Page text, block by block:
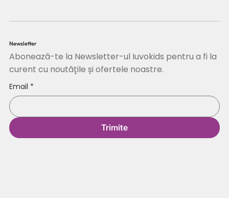
Newsletter
Abonează-te la Newsletter-ul Iuvokids pentru a fi la
curent cu noutățile și ofertele noastre.
Email *
Trimite